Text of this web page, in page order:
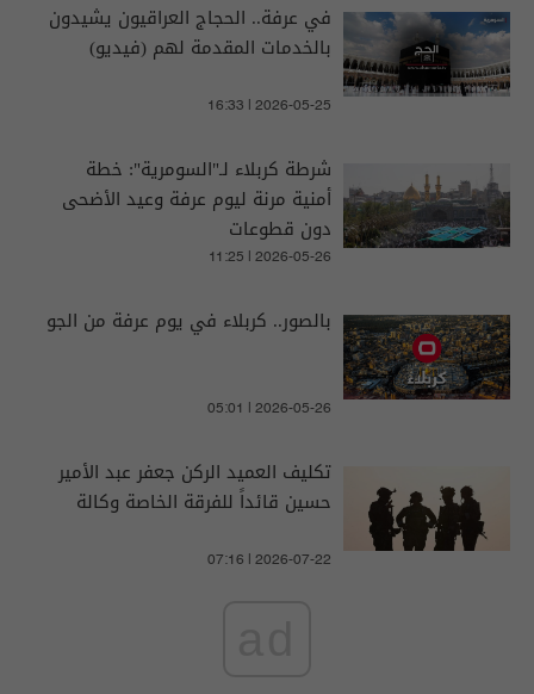
في عرفة.. الحجاج العراقيون يشيدون
بالخدمات المقدمة لهم (فيديو)
16:33 | 2026-05-25
شرطة كربلاء لـ"السومرية": خطة
أمنية مرنة ليوم عرفة وعيد الأضحى
دون قطوعات
11:25 | 2026-05-26
بالصور.. كربلاء في يوم عرفة من الجو
05:01 | 2026-05-26
تكليف العميد الركن جعفر عبد الأمير
حسين قائداً للفرقة الخاصة وكالة
07:16 | 2026-07-22